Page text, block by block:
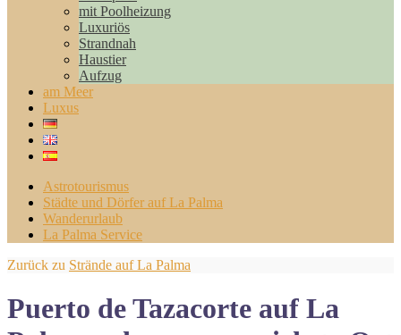
mit Poolheizung
Luxuriös
Strandnah
Haustier
Aufzug
am Meer
Luxus
Astrotourismus
Städte und Dörfer auf La Palma
Wanderurlaub
La Palma Service
Zurück zu Strände auf La Palma
Puerto de Tazacorte auf La